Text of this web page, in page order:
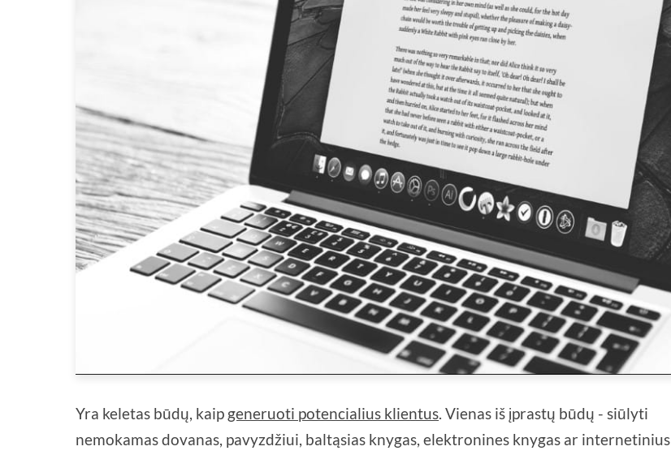
Yra keletas būdų, kaip generuoti potencialius klientus. Vienas iš įprastų būdų - siūlyti
nemokamas dovanas, pavyzdžiui, baltąsias knygas, elektronines knygas ar internetinius